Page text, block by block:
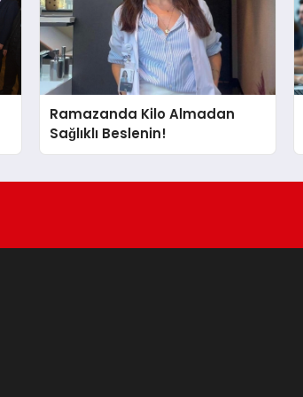
Ramazanda Kilo Almadan
Sağlıklı Beslenin!